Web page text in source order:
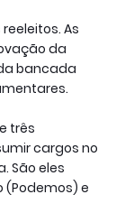
As
da
bancada
três
cargos no
São eles
(Podemos) e